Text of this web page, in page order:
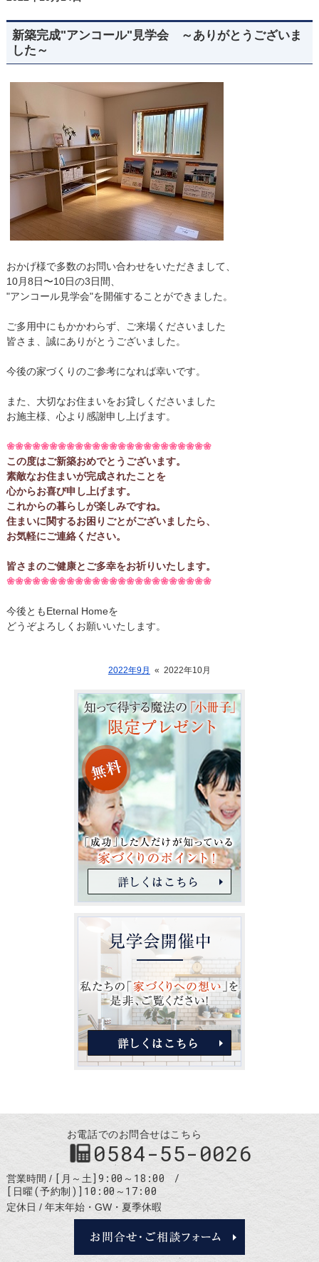
新築完成"アンコール"見学会 ～ありがとうございま
した～
おかげ様で多数のお問い合わせをいただきまして、
10月8日〜10日の3日間、
"アンコール見学会"を開催することができました。
ご多用中にもかかわらず、ご来場くださいました
皆さま、誠にありがとうございました。
今後の家づくりのご参考になれば幸いです。
また、大切なお住まいをお貸しくださいました
お施主様、心より感謝申し上げます。
❀❀❀❀❀❀❀❀❀❀❀❀❀❀❀❀❀❀❀❀❀❀❀❀
この度はご新築おめでとうございます。
素敵なお住まいが完成されたことを
心からお喜び申し上げます。
これからの暮らしが楽しみですね。
住まいに関するお困りごとがございましたら、
お気軽にご連絡ください。
皆さまのご健康とご多幸をお祈りいたします。
❀❀❀❀❀❀❀❀❀❀❀❀❀❀❀❀❀❀❀❀❀❀❀❀
今後ともEternal Homeを
どうぞよろしくお願いいたします。
2022年9月 « 2022年10月
お電話でのお問合せはこちら
0584-55-0026
営業時間
[月～土]9:00～18:00
[日曜(予約制)]10:00～17:00
定休日 年末年始・GW・夏季休暇